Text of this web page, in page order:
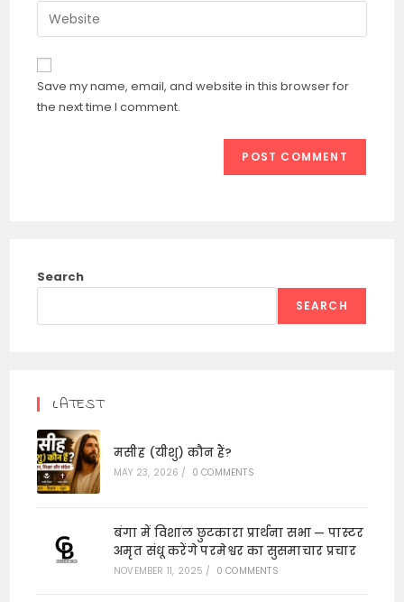
to
comment
address
comment
Enter
your
website
URL
(optional)
Save my name, email, and website in this browser for
the next time I comment.
Search
SEARCH
LATEST
मसीह (यीशु) कौन हैं?
MAY 23, 2026 / 0 COMMENTS
बंगा में विशाल छुटकारा प्रार्थना सभा — पास्टर
अमृत संधू करेंगे परमेश्वर का सुसमाचार प्रचार
NOVEMBER 11, 2025 / 0 COMMENTS